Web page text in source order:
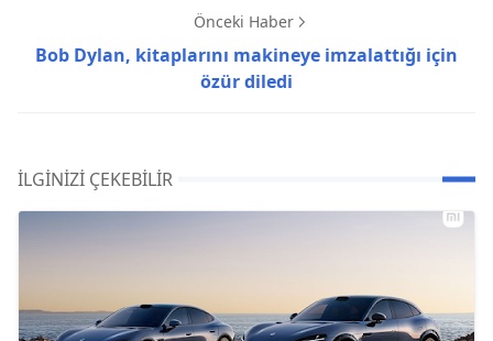
Önceki Haber
Bob Dylan, kitaplarını makineye imzalattığı için
özür diledi
İLGINIZI ÇEKEBILIR